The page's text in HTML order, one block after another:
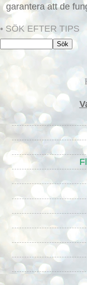
garantera att de
• SÖK EFTER TIPS